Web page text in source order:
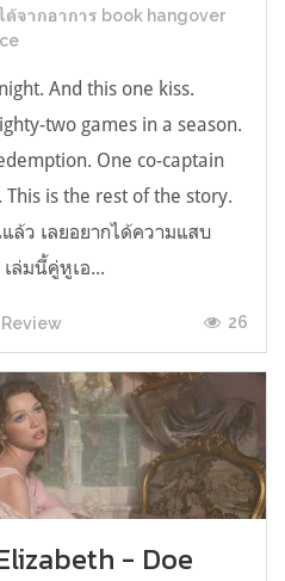
จากอาการ book hangover
And this one kiss.
two games in a season.
One co-captain
is the rest of the story.
ว เลยอยากได้ความแสบ
ล่มนี้คู่หูเอ...
26
- Doe